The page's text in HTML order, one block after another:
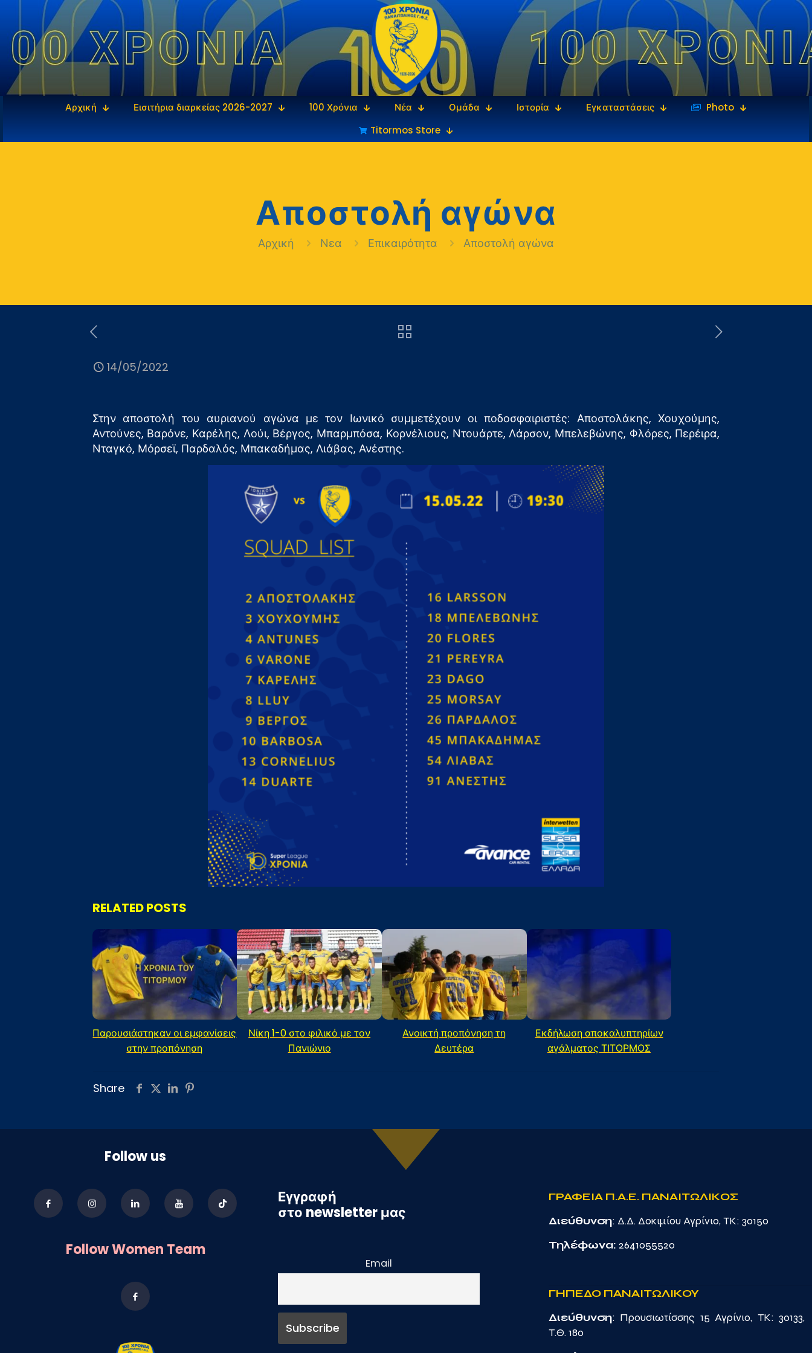
Αρχική Εισιτήρια διαρκείας 2026-2027 100 Χρόνια Νέα Ομάδα Ιστορία Εγκαταστάσεις
‎‏‏‎ ‎Photo
Titormos Store
Αποστολή αγώνα
Αρχική Νεα Επικαιρότητα Αποστολή αγώνα
14/05/2022
Στην αποστολή του αυριανού αγώνα με τον Ιωνικό συμμετέχουν οι ποδοσφαιριστές: Αποστολάκης, Χουχούμης,
Αντούνες, Βαρόνε, Καρέλης, Λούι, Βέργος, Μπαρμπόσα, Κορνέλιους, Ντουάρτε, Λάρσον, Μπελεβώνης, Φλόρες, Περέιρα,
Νταγκό, Μόρσεϊ, Παρδαλός, Μπακαδήμας, Λιάβας, Ανέστης.
RELATED POSTS
Παρουσιάστηκαν οι εμφανίσεις
στην προπόνηση
Νίκη 1-0 στο φιλικό με τον
Πανιώνιο
Ανοικτή προπόνηση τη
Δευτέρα
Εκδήλωση αποκαλυπτηρίων
αγάλματος ΤΙΤΟΡΜΟΣ
Share
Follow us
Follow Women Team
Εγγραφή
στο newsletter μας
Email
ΓΡΑΦΕΙΑ Π.Α.Ε. ΠΑΝΑΙΤΩΛΙΚΟΣ
Διεύθυνση: Δ.Δ. Δοκιμίου Αγρίνιο, TK: 30150
Τηλέφωνα: 2641055520
ΓΗΠΕΔΟ ΠΑΝΑΙΤΩΛΙΚΟΥ
Διεύθυνση: Προυσιωτίσσης 15 Αγρίνιο, TK: 30133,
Τ.Θ. 180